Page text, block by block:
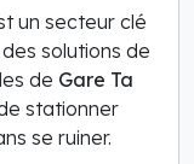
un secteur clé
solutions de
de Gare Ta
stationner
se ruiner.